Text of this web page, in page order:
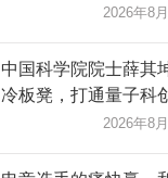
2026年8
中国科学院院士薛其
冷板凳，打通量子科
2026年8